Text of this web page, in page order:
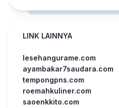
LINK LAINNYA
lesehangurame.com
ayambakar7saudara.com
tempongpns.com
roemahkuliner.com
saoenkkito.com